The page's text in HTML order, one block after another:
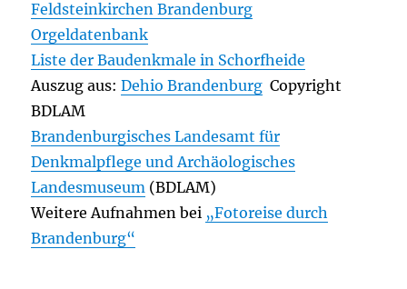
Feldsteinkirchen Brandenburg
Orgeldatenbank
Liste der Baudenkmale in Schorfheide
Auszug aus:Dehio Brandenburg Copyright
BDLAM
Brandenburgisches Landesamt für
Denkmalpflege und Archäologisches
Landesmuseum (BDLAM)
Weitere Aufnahmen bei „Fotoreise durch
Brandenburg“